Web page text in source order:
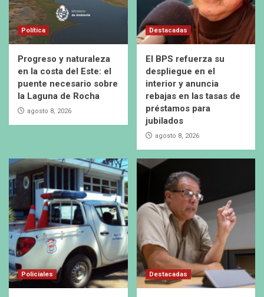
Política
Progreso y naturaleza
en la costa del Este: el
puente necesario sobre
la Laguna de Rocha
agosto 8, 2026
Destacadas
El BPS refuerza su
despliegue en el
interior y anuncia
rebajas en las tasas de
préstamos para
jubilados
agosto 8, 2026
Policiales Destacadas